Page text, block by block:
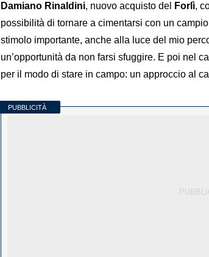
Damiano Rinaldini, nuovo acquisto del Forlì,
possibilità di tornare a cimentarsi con un
stimolo importante, anche alla luce del mio
un’opportunità da non farsi sfuggire. E poi nel
per il modo di stare in campo: un approccio al
PUBBLICITÀ